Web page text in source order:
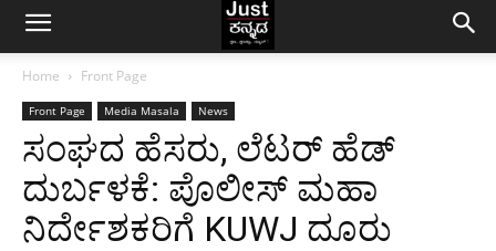
Home Front Page
Front Page Media Masala News
ಸಂಘದ ಹೆಸರು, ಲೆಟರ್ ಹೆಡ್
ದುರ್ಬಳಕೆ: ಪೊಲೀಸ್ ಮಹಾ
ನಿರ್ದೇಶಕರಿಗೆ KUWJ ದೂರು